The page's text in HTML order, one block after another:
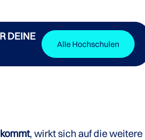
DEINE
Alle Hochschulen
, wirkt sich auf die weitere